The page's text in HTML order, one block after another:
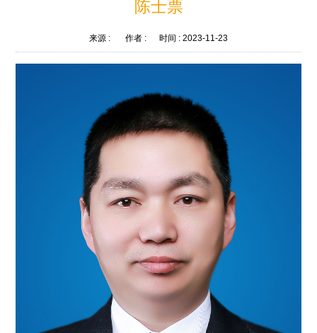
陈士票
来源 : 作者 : 时间 : 2023-11-23